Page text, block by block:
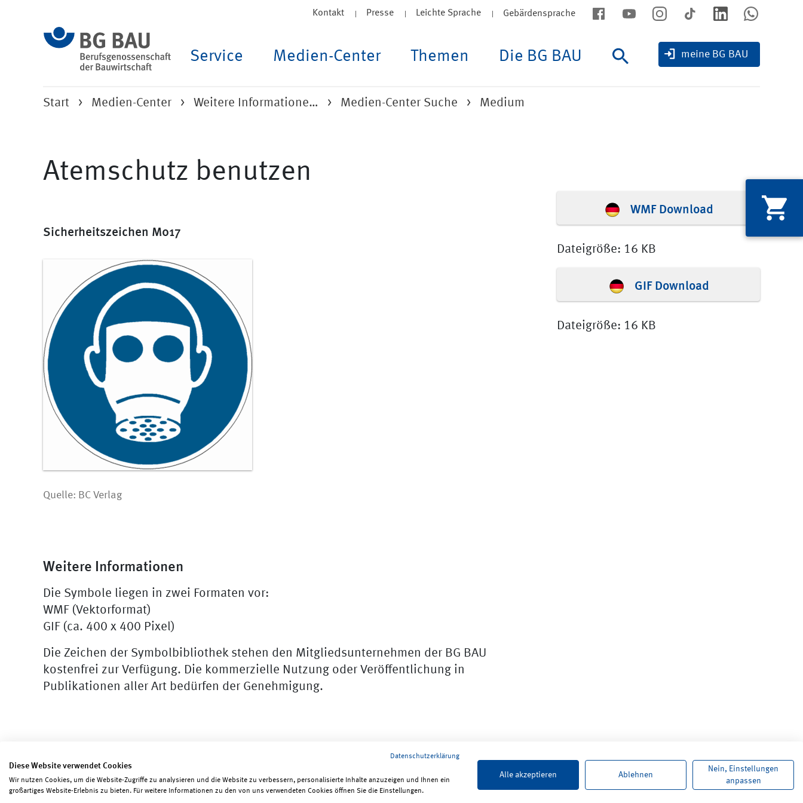
Kontakt Presse Leichte Sprache Gebärdensprache
Service Medien-Center Themen Die BG BAU Suche meine BG BAU
Start Medien-Center Weitere Informatione… Medien-Center Suche Medium
Atemschutz benutzen
Sicherheitszeichen M017
Quelle: BC Verlag
Weitere Informationen
Die Symbole liegen in zwei Formaten vor:
WMF (Vektorformat)
GIF (ca. 400 x 400 Pixel)
Die Zeichen der Symbolbibliothek stehen den Mitgliedsunternehmen der BG BAU
kostenfrei zur Verfügung. Die kommerzielle Nutzung oder Veröffentlichung in
Publikationen aller Art bedürfen der Genehmigung.
WMF Download
Dateigröße: 16 KB
GIF Download
Dateigröße: 16 KB
Seite teilen Seite drucken
Datenschutzerklärung
Diese Website verwendet Cookies
Wir nutzen Cookies, um die Website-Zugriffe zu analysieren und die Website zu verbessern, personalisierte Inhalte anzuzeigen und Ihnen ein
großartiges Website-Erlebnis zu bieten. Für weitere Informationen zu den von uns verwendeten Cookies öffnen Sie die Einstellungen.
Alle akzeptieren Ablehnen
Nein, Einstellungen
anpassen